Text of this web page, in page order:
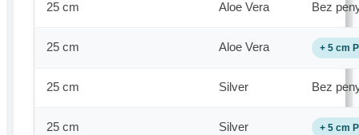
25 cm Aloe Vera Bez
25 cm Aloe Vera + 5 cm
25 cm Silver Bez
25 cm Silver + 5 cm